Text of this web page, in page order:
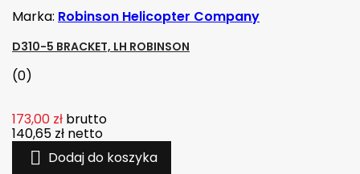
Marka: Robinson Helicopter Company
D310-5 BRACKET, LH ROBINSON
(0)
173,00 zł brutto
140,65 zł netto
 Dodaj do koszyka